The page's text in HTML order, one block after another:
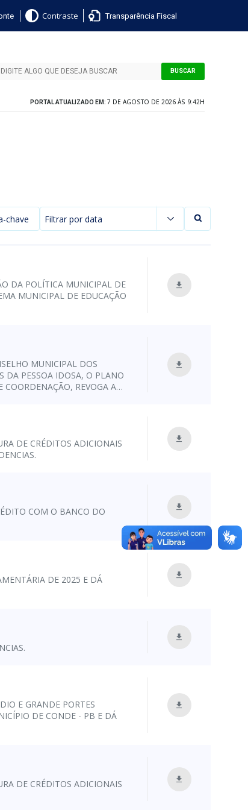
Contraste Transparência Fiscal
BUSCAR
PORTAL ATUALIZADO EM: 7 DE AGOSTO DE 2026 ÀS 9:42H
Filtrar por data
DA POLÍTICA MUNICIPAL DE
MUNICIPAL DE EDUCAÇÃO
MUNICIPAL DOS
DA PESSOA IDOSA, O PLANO
REVOGA A
DE CRÉDITOS ADICIONAIS
COM O BANCO DO
DE 2025 E DÁ
E GRANDE PORTES
DE CONDE - PB E DÁ
DE CRÉDITOS ADICIONAIS